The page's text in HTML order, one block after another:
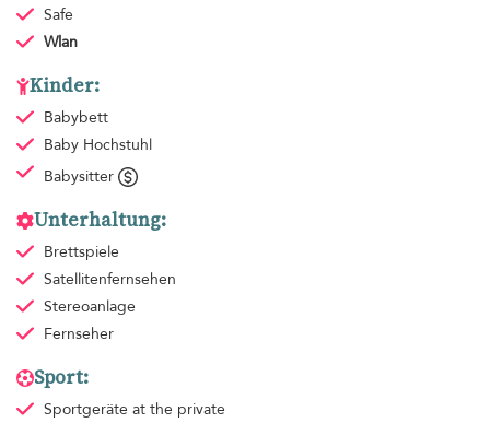
Safe
Wlan
Kinder:
Babybett
Baby Hochstuhl
Babysitter
Unterhaltung:
Brettspiele
Satellitenfernsehen
Stereoanlage
Fernseher
Sport:
Sportgeräte at the private